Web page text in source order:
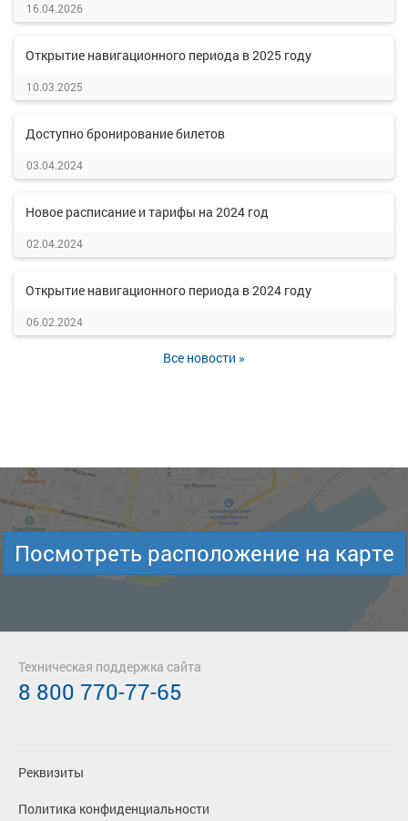
16.04.2026
Открытие навигационного периода в 2025 году
10.03.2025
Доступно бронирование билетов
03.04.2024
Новое расписание и тарифы на 2024 год
02.04.2024
Открытие навигационного периода в 2024 году
06.02.2024
Все новости »
Посмотреть расположение на карте
Реквизиты
Политика конфиденциальности
Техническая поддержка сайта
8 800 770-77-65